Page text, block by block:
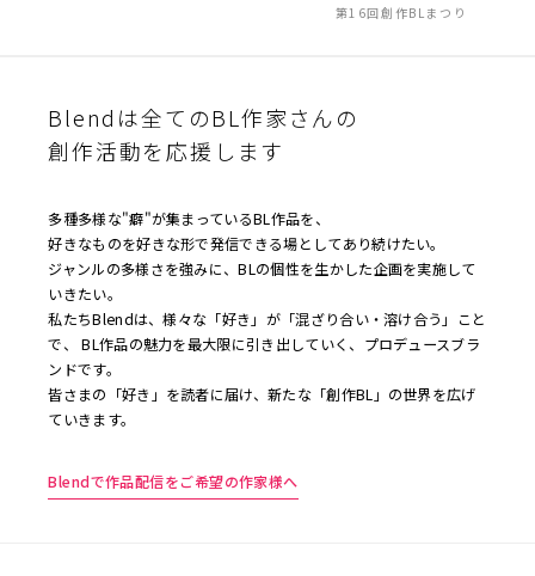
第16回創作BLまつり
Blendは全てのBL作家さんの
創作活動を応援します
多種多様な"癖"が集まっているBL作品を、
好きなものを好きな形で発信できる場としてあり続けたい。
ジャンルの多様さを強みに、BLの個性を生かした企画を実施して
いきたい。
私たちBlendは、様々な「好き」が「混ざり合い・溶け合う」こと
で、 BL作品の魅力を最大限に引き出していく、プロデュースブラ
ンドです。
皆さまの「好き」を読者に届け、新たな「創作BL」の世界を広げ
ていきます。
Blendで作品配信をご希望の作家様へ